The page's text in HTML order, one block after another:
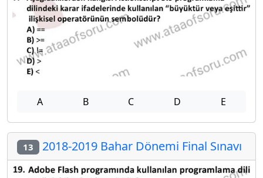
A B C D E
13 2018-2019 Bahar Dönemi Final Sınavı